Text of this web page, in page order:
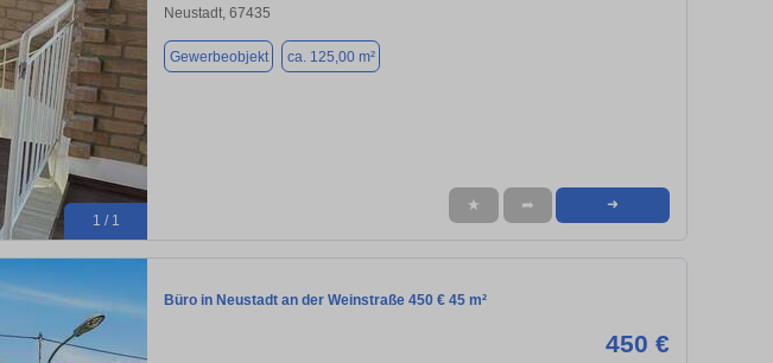
1 / 1
Neustadt, 67435
Gewerbeobjekt ca. 125,00 m²
★ ➦ ➜
Büro in Neustadt an der Weinstraße 450 € 45 m²
450 €